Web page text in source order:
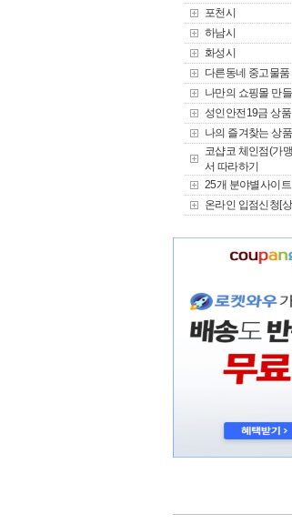
포천시
하남시
화성시
다른동네 중고물품
나만의 쇼핑몰 만들
성인안전19금 상품
나의 즐겨찾는 상
코샵코 체인점(가
서 따라하기
25개 분야별사이트
온라인 입점신청[